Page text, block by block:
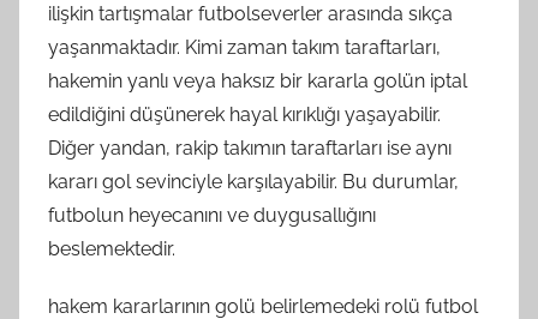
ilişkin tartışmalar futbolseverler arasında sıkça
yaşanmaktadır. Kimi zaman takım taraftarları,
hakemin yanlı veya haksız bir kararla golün iptal
edildiğini düşünerek hayal kırıklığı yaşayabilir.
Diğer yandan, rakip takımın taraftarları ise aynı
kararı gol sevinciyle karşılayabilir. Bu durumlar,
futbolun heyecanını ve duygusallığını
beslemektedir.
hakem kararlarının golü belirlemedeki rolü futbol